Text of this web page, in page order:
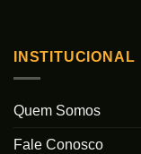
INSTITUCIONAL
Quem Somos
Fale Conosco